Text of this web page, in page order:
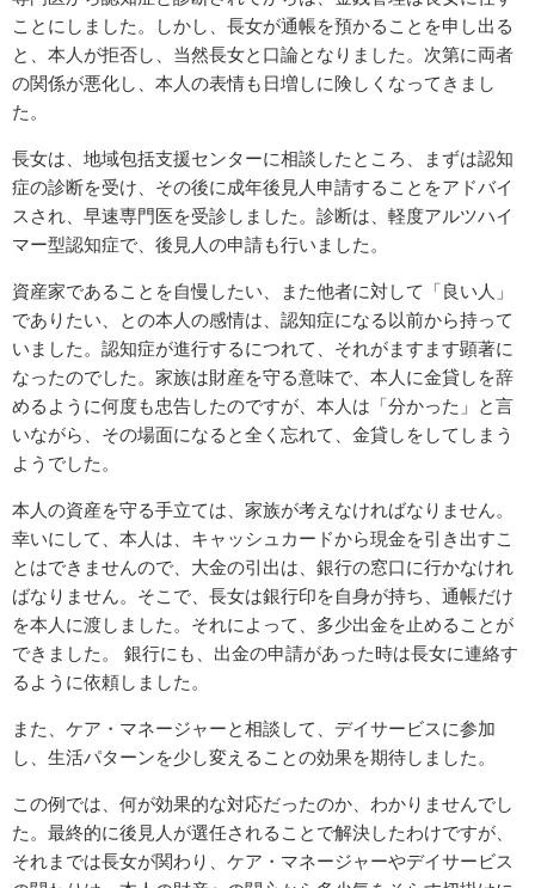
ことにしました。しかし、長女が通帳を預かることを申し出る
と、本人が拒否し、当然長女と口論となりました。次第に両者
の関係が悪化し、本人の表情も日増しに険しくなってきまし
た。
長女は、地域包括支援センターに相談したところ、まずは認知
症の診断を受け、その後に成年後見人申請することをアドバイ
スされ、早速専門医を受診しました。診断は、軽度アルツハイ
マー型認知症で、後見人の申請も行いました。
資産家であることを自慢したい、また他者に対して「良い人」
でありたい、との本人の感情は、認知症になる以前から持って
いました。認知症が進行するにつれて、それがますます顕著に
なったのでした。家族は財産を守る意味で、本人に金貸しを辞
めるように何度も忠告したのですが、本人は「分かった」と言
いながら、その場面になると全く忘れて、金貸しをしてしまう
ようでした。
本人の資産を守る手立ては、家族が考えなければなりません。
幸いにして、本人は、キャッシュカードから現金を引き出すこ
とはできませんので、大金の引出は、銀行の窓口に行かなけれ
ばなりません。そこで、長女は銀行印を自身が持ち、通帳だけ
を本人に渡しました。それによって、多少出金を止めることが
できました。 銀行にも、出金の申請があった時は長女に連絡す
るように依頼しました。
また、ケア・マネージャーと相談して、デイサービスに参加
し、生活パターンを少し変えることの効果を期待しました。
この例では、何が効果的な対応だったのか、わかりませんでし
た。最終的に後見人が選任されることで解決したわけですが、
それまでは長女が関わり、ケア・マネージャーやデイサービス